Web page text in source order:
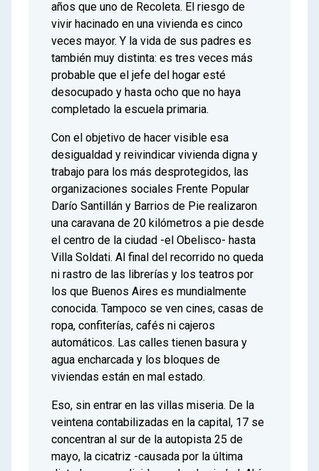
años que uno de Recoleta. El riesgo de
vivir hacinado en una vivienda es cinco
veces mayor. Y la vida de sus padres es
también muy distinta: es tres veces más
probable que el jefe del hogar esté
desocupado y hasta ocho que no haya
completado la escuela primaria.
Con el objetivo de hacer visible esa
desigualdad y reivindicar vivienda digna y
trabajo para los más desprotegidos, las
organizaciones sociales Frente Popular
Darío Santillán y Barrios de Pie realizaron
una caravana de 20 kilómetros a pie desde
el centro de la ciudad -el Obelisco- hasta
Villa Soldati. Al final del recorrido no queda
ni rastro de las librerías y los teatros por
los que Buenos Aires es mundialmente
conocida. Tampoco se ven cines, casas de
ropa, confiterías, cafés ni cajeros
automáticos. Las calles tienen basura y
agua encharcada y los bloques de
viviendas están en mal estado.
Eso, sin entrar en las villas miseria. De la
veintena contabilizadas en la capital, 17 se
concentran al sur de la autopista 25 de
mayo, la cicatriz -causada por la última